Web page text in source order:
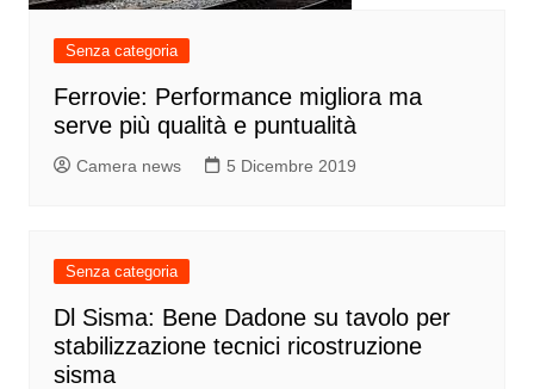
Senza categoria
Ferrovie: Performance migliora ma
serve più qualità e puntualità
Camera news 5 Dicembre 2019
Senza categoria
Dl Sisma: Bene Dadone su tavolo per
stabilizzazione tecnici ricostruzione
sisma